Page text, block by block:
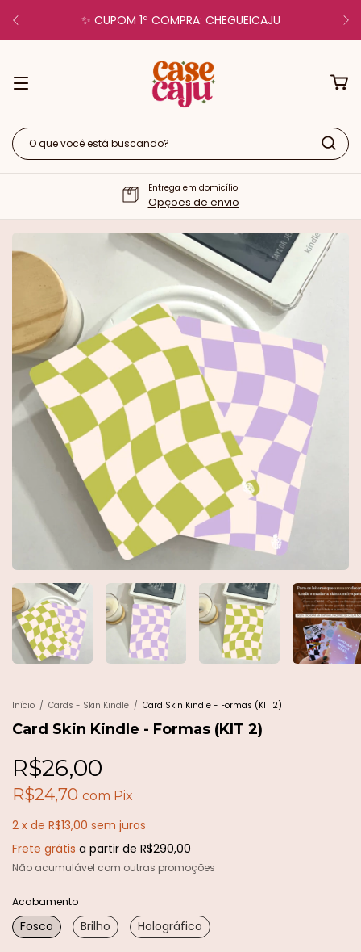
✨ CUPOM 1ª COMPRA: CHEGUEICAJU
Entrega em domicílio
Opções de envio
Início / Cards - Skin Kindle / Card Skin Kindle - Formas (KIT 2)
Card Skin Kindle - Formas (KIT 2)
R$26,00
R$24,70 com Pix
2 x de R$13,00 sem juros
Frete grátis a partir de R$290,00
Não acumulável com outras promoções
Acabamento
Fosco Brilho Holográfico